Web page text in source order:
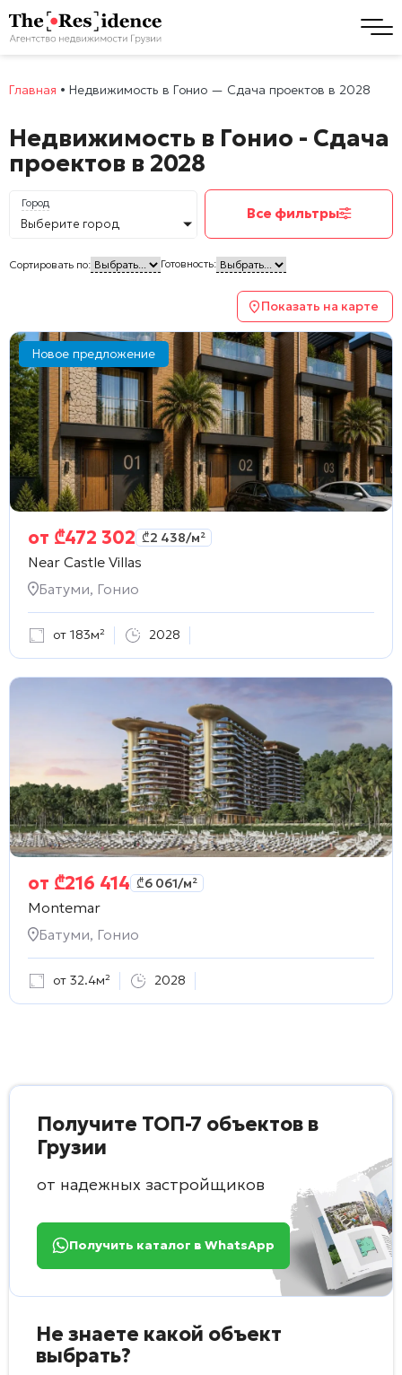
Главная • Недвижимость в Гонио — Сдача проектов в 2028
Недвижимость в Гонио - Сдача
проектов в 2028
Город
Выберите город
Все фильтры
Сортировать по: Готовность:
Показать на карте
Новое предложение
от ₾472 302 ₾2 438/м²
Near Castle Villas
Батуми, Гонио
от 183м² 2028
от ₾216 414 ₾6 061/м²
Montemar
Батуми, Гонио
от 32.4м² 2028
Получите ТОП-7 объектов в
Грузии
от надежных застройщиков
Получить каталог в WhatsApp
Не знаете какой объект
выбрать?